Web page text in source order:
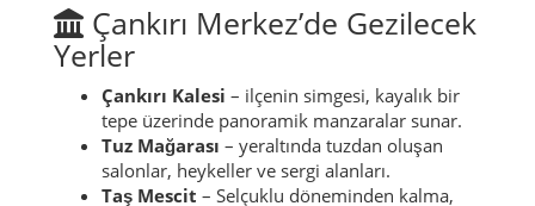
Çankırı Merkez’de Gezilecek
Yerler
Çankırı Kalesi – ilçenin simgesi, kayalık bir
tepe üzerinde panoramik manzaralar sunar.
Tuz Mağarası – yeraltında tuzdan oluşan
salonlar, heykeller ve sergi alanları.
Taş Mescit – Selçuklu döneminden kalma,